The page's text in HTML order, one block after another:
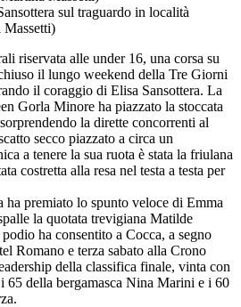
sul traguardo in località
Massetti)
riservata alle under 16, una corsa su
il lungo weekend della Tre Giorni
il coraggio di Elisa Sansottera. La
Gorla Minore ha piazzato la stoccata
la dirette concorrenti al
secco piazzato a circa un
a tenere la sua ruota è stata la friulana
costretta alla resa nel testa a testa per
ha premiato lo spunto veloce di Emma
la quotata trevigiana Matilde
ha consentito a Cocca, a segno
Romano e terza sabato alla Crono
della classifica finale, vinta con
65 della bergamasca Nina Marini e i 60